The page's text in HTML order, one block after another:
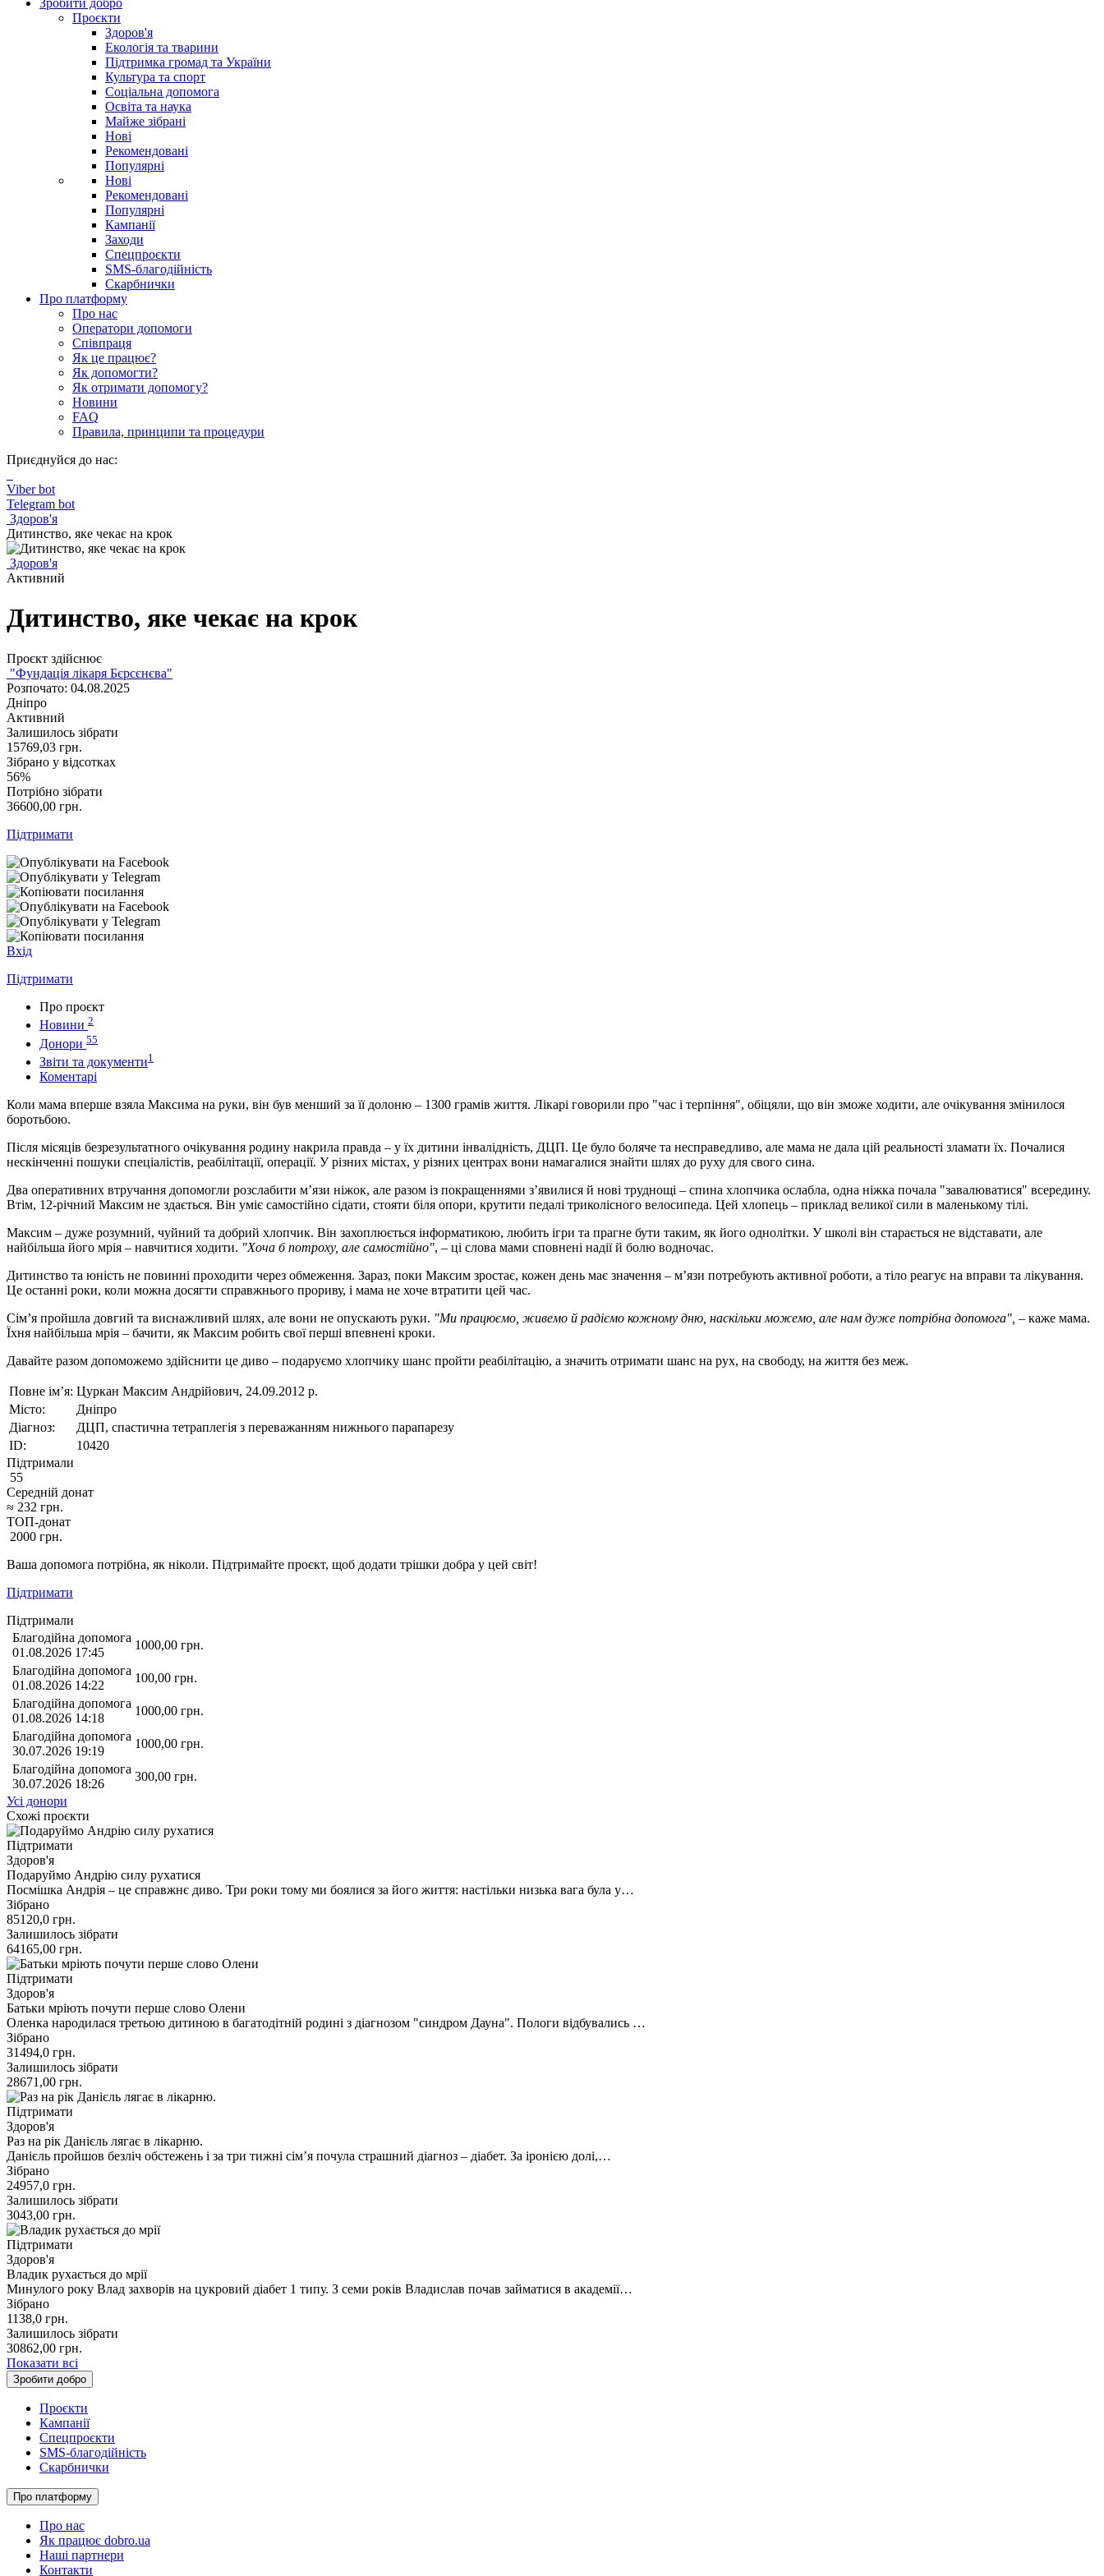
Зробити добро
Проєкти
Здоров'я
Екологія та тварини
Підтримка громад та України
Культура та спорт
Соціальна допомога
Освіта та наука
Майже зібрані
Нові
Рекомендовані
Популярні
Нові
Рекомендовані
Популярні
Кампанії
Заходи
Спецпроєкти
SMS-благодійність
Скарбнички
Про платформу
Про нас
Оператори допомоги
Співпраця
Як це працює?
Як допомогти?
Як отримати допомогу?
Новини
FAQ
Правила, принципи та процедури
Приєднуйся до нас:
Viber bot
Telegram bot
Здоров'я
Дитинство, яке чекає на крок
Здоров'я
Активний
Дитинство, яке чекає на крок
Проєкт здійснює
"Фундація лікаря Бєрсєнєва"
Розпочато: 04.08.2025
Дніпро
Активний
Залишилось зібрати
15769,03 грн.
Зібрано у відсотках
56%
Потрібно зібрати
36600,00 грн.
Підтримати
Вхід
Підтримати
Про проєкт
Новини 2
Донори 55
Звіти та документи1
Коментарі
Коли мама вперше взяла Максима на руки, він був менший за її долоню – 1300 грамів життя. Лікарі говорили про "час і терпіння", обіцяли, що він зможе ходити, але очікування змінилося
боротьбою.
Після місяців безрезультатного очікування родину накрила правда – у їх дитини інвалідність, ДЦП. Це було боляче та несправедливо, але мама не дала цій реальності зламати їх. Почалися
нескінченні пошуки спеціалістів, реабілітації, операції. У різних містах, у різних центрах вони намагалися знайти шлях до руху для свого сина.
Два оперативних втручання допомогли розслабити мʼязи ніжок, але разом із покращеннями зʼявилися й нові труднощі – спина хлопчика ослабла, одна ніжка почала "завалюватися" всередину.
Втім, 12-річний Максим не здається. Він уміє самостійно сідати, стояти біля опори, крутити педалі триколісного велосипеда. Цей хлопець – приклад великої сили в маленькому тілі.
Максим – дуже розумний, чуйний та добрий хлопчик. Він захоплюється інформатикою, любить ігри та прагне бути таким, як його однолітки. У школі він старається не відставати, але
найбільша його мрія – навчитися ходити. "Хоча б потроху, але самостійно", – ці слова мами сповнені надії й болю водночас.
Дитинство та юність не повинні проходити через обмеження. Зараз, поки Максим зростає, кожен день має значення – мʼязи потребують активної роботи, а тіло реагує на вправи та лікування.
Це останні роки, коли можна досягти справжнього прориву, і мама не хоче втратити цей час.
Сімʼя пройшла довгий та виснажливий шлях, але вони не опускають руки. "Ми працюємо, живемо й радіємо кожному дню, наскільки можемо, але нам дуже потрібна допомога", – каже мама.
Їхня найбільша мрія – бачити, як Максим робить свої перші впевнені кроки.
Давайте разом допоможемо здійснити це диво – подаруємо хлопчику шанс пройти реабілітацію, а значить отримати шанс на рух, на свободу, на життя без меж.
Повне ім’я: Цуркан Максим Андрійович, 24.09.2012 р.
Місто:
Дніпро
Діагноз:
ДЦП, спастична тетраплегія з переважанням нижнього парапарезу
ID:
10420
Підтримали
55
Середній донат
≈ 232 грн.
ТОП-донат
2000 грн.
Ваша допомога потрібна, як ніколи. Підтримайте проєкт, щоб додати трішки добра у цей світ!
Підтримати
Підтримали
Благодійна допомога
01.08.2026 17:45
1000,00 грн.
Благодійна допомога
01.08.2026 14:22
100,00 грн.
Благодійна допомога
01.08.2026 14:18
1000,00 грн.
Благодійна допомога
30.07.2026 19:19
1000,00 грн.
Благодійна допомога
30.07.2026 18:26
300,00 грн.
Усі донори
Схожі проєкти
Підтримати
Здоров'я
Подаруймо Андрію силу рухатися
Посмішка Андрія – це справжнє диво. Три роки тому ми боялися за його життя: настільки низька вага була у…
Зібрано
85120,0 грн.
Залишилось зібрати
64165,00 грн.
Підтримати
Здоров'я
Батьки мріють почути перше слово Олени
Оленка народилася третьою дитиною в багатодітній родині з діагнозом "синдром Дауна". Пологи відбувались …
Зібрано
31494,0 грн.
Залишилось зібрати
28671,00 грн.
Підтримати
Здоров'я
Раз на рік Данієль лягає в лікарню.
Данієль пройшов безліч обстежень і за три тижні сім’я почула страшний діагноз – діабет. За іронією долі,…
Зібрано
24957,0 грн.
Залишилось зібрати
3043,00 грн.
Підтримати
Здоров'я
Владик рухається до мрії
Минулого року Влад захворів на цукровий діабет 1 типу. З семи років Владислав почав займатися в академії…
Зібрано
1138,0 грн.
Залишилось зібрати
30862,00 грн.
Показати всі
Зробити добро
Проєкти
Кампанії
Спецпроєкти
SMS-благодійність
Скарбнички
Про платформу
Про нас
Як працює dobro.ua
Наші партнери
Контакти